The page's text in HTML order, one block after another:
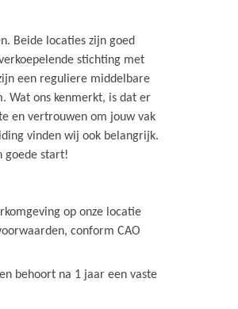
Beide locaties zijn goed
stichting met
een reguliere middelbare
Wat ons kenmerkt, is dat er
en vertrouwen om jouw vak
vinden wij ook belangrijk.
goede start!
op onze locatie
conform CAO
behoort na 1 jaar een vaste